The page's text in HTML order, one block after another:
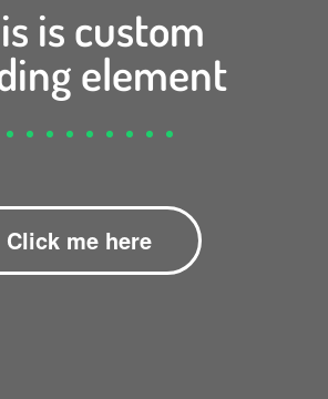
is custom
element
Click me here